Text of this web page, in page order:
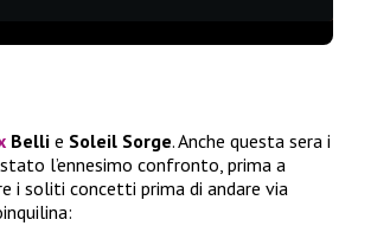
Belli e Soleil Sorge. Anche questa sera i
l’ennesimo confronto, prima a
i soliti concetti prima di andare via